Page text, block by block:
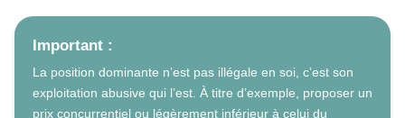
Important :
La position dominante n’est pas illégale en soi, c’est son
exploitation abusive qui l’est. À titre d’exemple, proposer un
prix concurrentiel ou légèrement inférieur à celui du